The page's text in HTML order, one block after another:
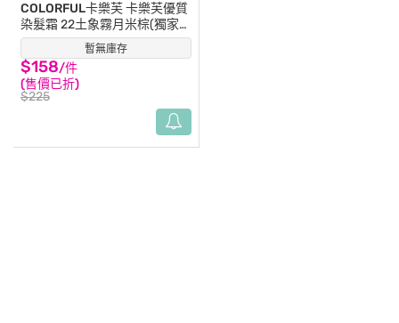
暫無庫存
COLORFUL卡樂芙卡樂芙優質
染髮霜 22土象霧月米棕(獨家
版)
$158/件
(售價已折)
$225
(2)